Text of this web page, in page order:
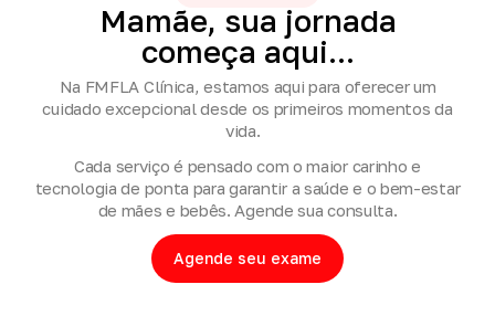
Mamãe, sua jornada
começa aqui...
Na FMFLA Clínica, estamos aqui para oferecer um
cuidado excepcional desde os primeiros momentos da
vida.
Cada serviço é pensado com o maior carinho e
tecnologia de ponta para garantir a saúde e o bem-estar
de mães e bebês. Agende sua consulta.
Agende seu exame